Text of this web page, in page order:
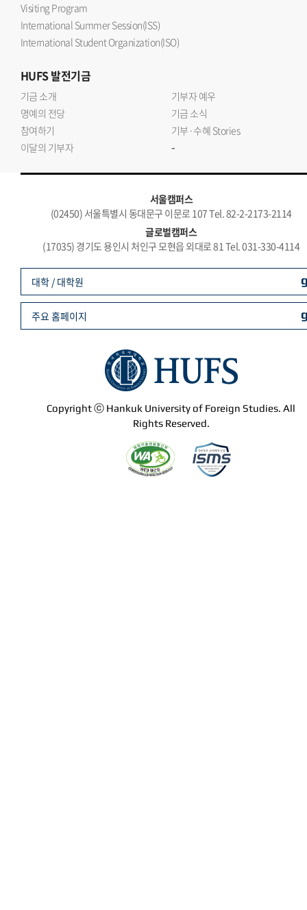
Visiting Program
International Summer Session(ISS)
International Student Organization(ISO)
HUFS발전기금
기금 소개
기부자 예우
명예의 전당
기금 소식
참여하기
기부·수혜 Stories
이달의 기부자
-
서울캠퍼스
(02450) 서울특별시 동대문구 이문로 107 Tel. 82-2-2173-2114
글로벌캠퍼스
(17035) 경기도 용인시 처인구 모현읍 외대로 81 Tel. 031-330-4114
Copyright ⓒ Hankuk University of Foreign Studies. All
Rights Reserved.
대학 / 대학원
주요 홈페이지